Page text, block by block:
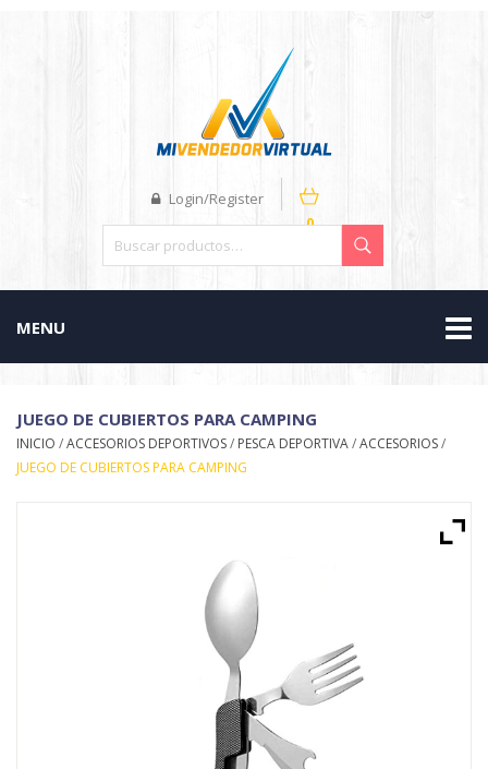
0
Login/Register
MENU
JUEGO DE CUBIERTOS PARA CAMPING
INICIO /ACCESORIOS DEPORTIVOS/ PESCA DEPORTIVA/ACCESORIOS/
JUEGO DE CUBIERTOS PARA CAMPING